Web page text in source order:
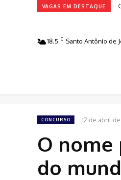
VAGAS EM DESTAQUE
18.5 C Santo Antônio de
CONCURSO 12 de abril
O
do